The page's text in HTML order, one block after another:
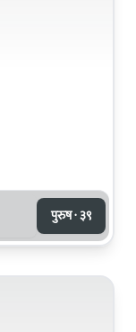
पुरुष · ३९